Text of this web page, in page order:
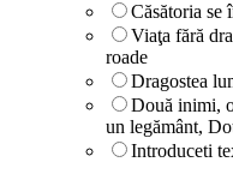
Căsătoria se
Viaţa fără
roade
Dragostea
Două inimi,
un legământ,
Introduceti